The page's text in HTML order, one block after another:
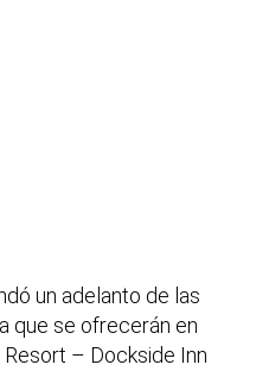
un adelanto de las
que se ofrecerán en
Resort – Dockside Inn